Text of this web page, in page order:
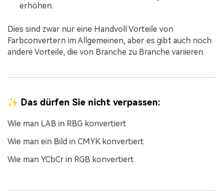
erhöhen.
Dies sind zwar nur eine Handvoll Vorteile von
Farbconvertern im Allgemeinen, aber es gibt auch noch
andere Vorteile, die von Branche zu Branche variieren.
✨ Das dürfen Sie nicht verpassen:
Wie man LAB in RBG konvertiert
Wie man ein Bild in CMYK konvertiert
Wie man YCbCr in RGB konvertiert